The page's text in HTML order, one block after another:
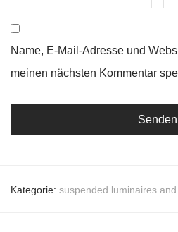
Name, E-Mail-Adresse und
meinen nächsten Kommentar
Kategorie: suspended luminaires